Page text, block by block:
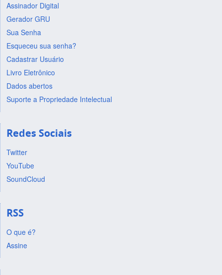
Assinador Digital
Gerador GRU
Sua Senha
Esqueceu sua senha?
Cadastrar Usuário
Livro Eletrônico
Dados abertos
Suporte a Propriedade Intelectual
Redes Sociais
Twitter
YouTube
SoundCloud
RSS
O que é?
Assine